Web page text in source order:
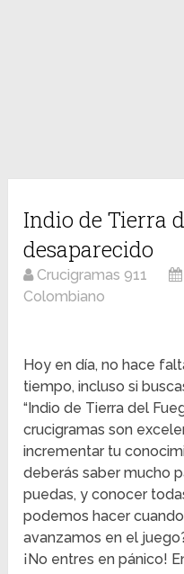
Indio de Tierra
desaparecido
Crucigramas 911
Colombiano
Hoy en día, no hace
tiempo, incluso si
“Indio de Tierra del
crucigramas son
incrementar tu
deberás saber mucho
puedas, y conocer
podemos hacer
avanzamos en el
¡No entres en pánico!